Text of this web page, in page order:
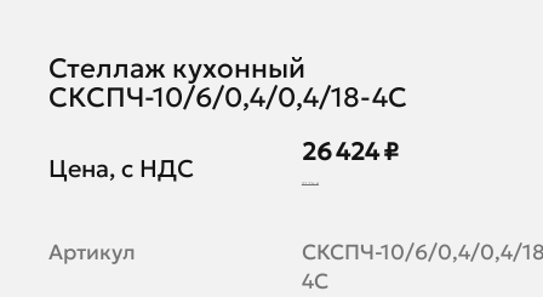
Стеллаж кухонный
СКСПЧ-10/6/0,4/0,4/18-4С
Цена, с НДС
26 424 ₽
32 224 ₽
Артикул
СКСПЧ-10/6/0,4/0,4/
4С